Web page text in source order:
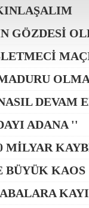
GÖZDESİ
DEVAM
ADANA ''
MİLYAR
BÜYÜK KAOS